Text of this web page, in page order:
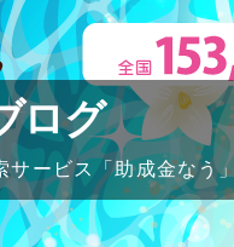
ログ
サービス「助成金なう